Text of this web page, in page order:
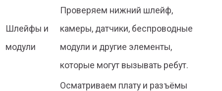
Шлейфы и
модули
Проверяем нижний шлейф,
камеры, датчики, беспроводные
модули и другие элементы,
которые могут вызывать ребут.
Осматриваем плату и разъёмы